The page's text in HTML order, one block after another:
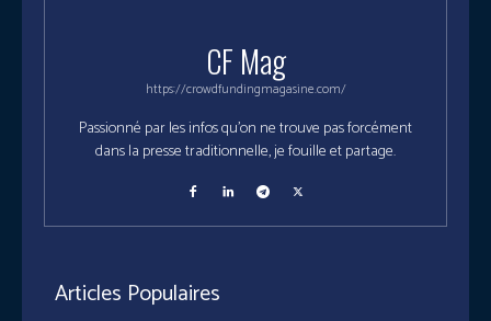
CF Mag
https://crowdfundingmagasine.com/
Passionné par les infos qu'on ne trouve pas forcément
dans la presse traditionnelle, je fouille et partage.
Articles Populaires